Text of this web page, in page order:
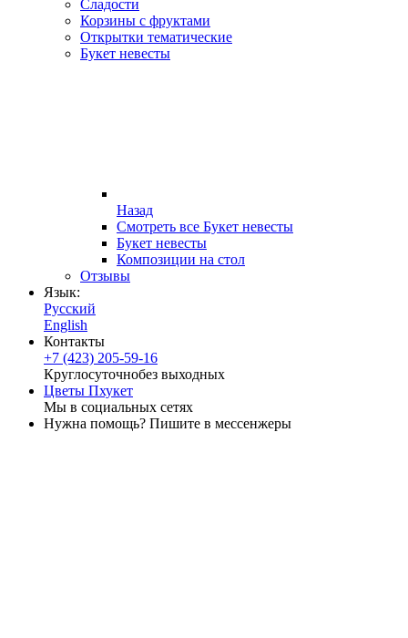
Сладости
Корзины с фруктами
Открытки тематические
Букет невесты
Назад
Смотреть все Букет невесты
Букет невесты
Композиции на стол
Отзывы
Язык:
Русский
English
Контакты
+7 (423) 205-59-16
Круглосуточнобез выходных
Цветы Пхукет
Мы в социальных сетях
Нужна помощь? Пишите в мессенжеры